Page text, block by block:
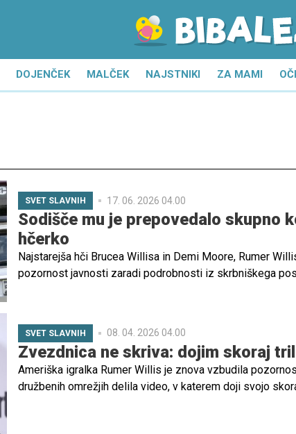
DOJENČEK MALČEK NAJSTNIKI ZA MAMI
SVET SLAVNIH 17. 06. 2026 04.00
Sodišče mu je prepovedalo skupno
hčerko
Najstarejša hči Brucea Willisa in Demi Moore, Rumer
pozornost javnosti zaradi podrobnosti iz skrbniškega
SVET SLAVNIH 08. 04. 2026 04.00
Zvezdnica ne skriva: dojim skoraj
Ameriška igralka Rumer Willis je znova vzbudila
družbenih omrežjih delila video, v katerem doji svojo